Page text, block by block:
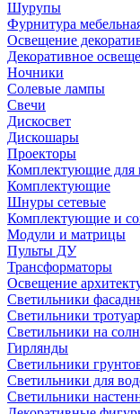
Шурупы
Фурнитура
Освещение
Декоративное
Ночники
Солевые лампы
Свечи
Дискосвет
Дискошары
Проекторы
Комплектующие для
Комплектующие
Шнуры сетевые
Комплектующие и
Модули и матрицы
Пульты ДУ
Трансформаторы
Освещение
Светильники
Светильники
Светильники на
Гирлянды
Светильники
Светильники для
Светильники